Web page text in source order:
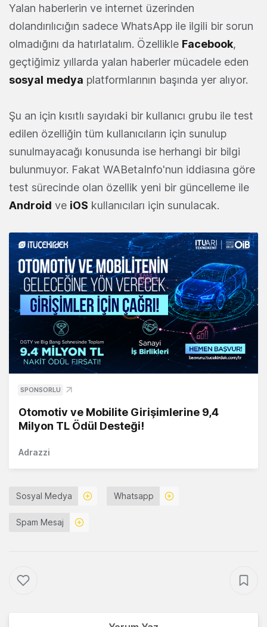
Yalan haberlerin ve internet üzerinden
dolandırılıcığın sadece WhatsApp ile ilgili bir sorun
olmadığını da hatırlatalım. Özellikle Facebook,
geçtiğimiz yıllarda yalan haberler mücadele eden
sosyal medya platformlarının başında yer alıyor.
Şu an için kısıtlı sayıdaki bir kullanıcı grubu ile test
edilen özelliğin tüm kullanıcıların için sunulup
sunulmayacağı konusunda ise herhangi bir bilgi
bulunmuyor. Fakat WABetaInfo'nun iddiasına göre
test sürecinde olan özellik yeni bir güncelleme ile
Android ve iOS kullanıcıları için sunulacak.
SPONSORLU
Otomotiv ve Mobilite Girişimlerine 9,4
Milyon TL Ödül Desteği!
Adrazzi
Sosyal Medya Whatsapp
Spam Mesaj